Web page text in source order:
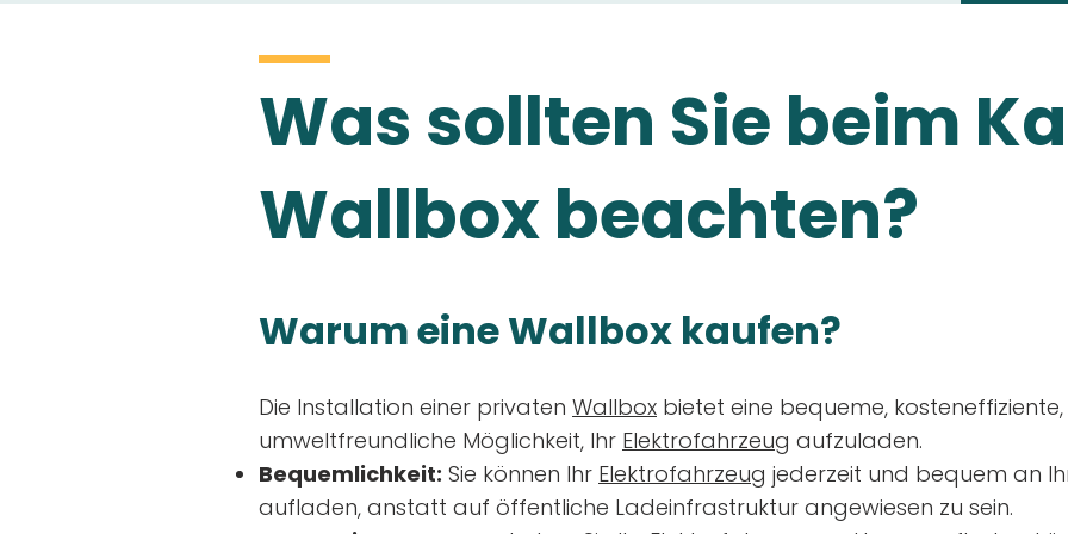
Was sollten Sie beim
Wallbox beachten?
Warum eine Wallbox kaufen?
Die Installation einer privaten Wallbox bietet eine bequeme,
umweltfreundliche Möglichkeit, Ihr Elektrofahrzeug aufzuladen.
Bequemlichkeit: Sie können Ihr Elektrofahrzeug jederzeit und bequem an
aufladen, anstatt auf öffentliche Ladeinfrastruktur angewiesen zu sein.